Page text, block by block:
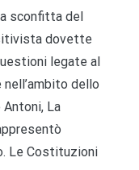
sconfitta del
dovette
legate al
dello
La
Le Costituzioni